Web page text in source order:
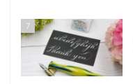
7